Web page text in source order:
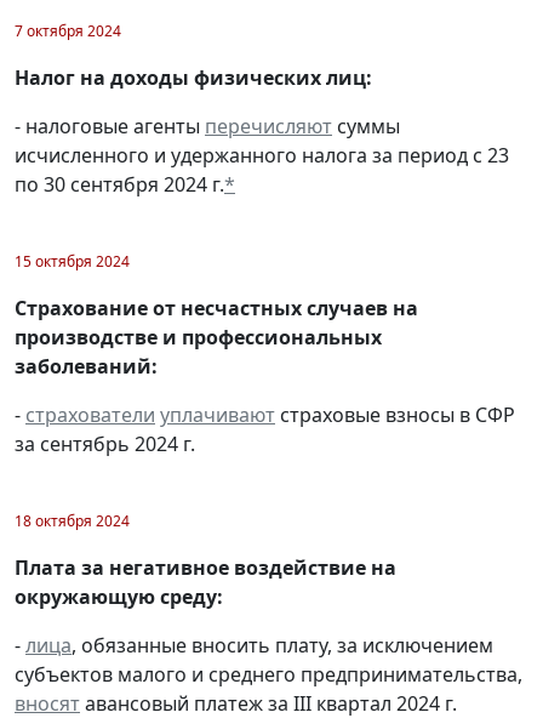
7 октября 2024
Налог на доходы физических лиц:
- налоговые агенты перечисляют суммы
исчисленного и удержанного налога за период с 23
по 30 сентября 2024 г.*
15 октября 2024
Страхование от несчастных случаев на
производстве и профессиональных
заболеваний:
- страхователи уплачивают страховые взносы в СФР
за сентябрь 2024 г.
18 октября 2024
Плата за негативное воздействие на
окружающую среду:
-лица, обязанные вносить плату, за исключением
субъектов малого и среднего предпринимательства,
вносятавансовый платеж за III квартал 2024 г.